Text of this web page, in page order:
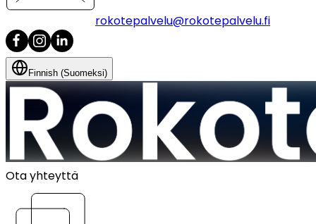
rokotepalvelu@rokotepalvelu.fi
Finnish (Suomeksi)
Ota yhteyttä